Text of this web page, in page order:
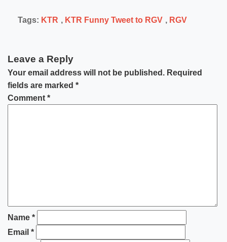
Tags: KTR , KTR Funny Tweet to RGV , RGV
Leave a Reply
Your email address will not be published. Required
fields are marked *
Comment *
Name *
Email *